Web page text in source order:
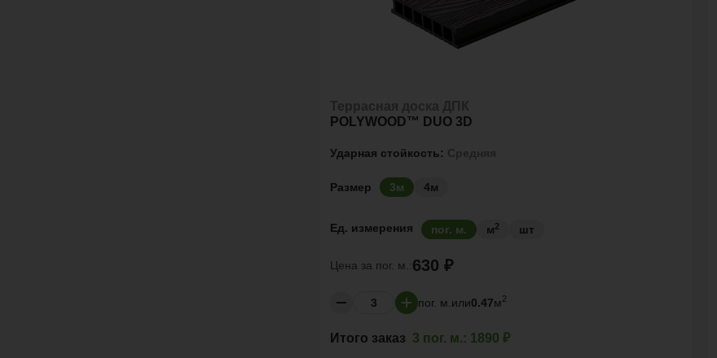
POLYWOOD™ DUO 3D
Ударная стойкость:
Размер 3м 4м
Ед. измерения пог. м. м2 шт
Цена за пог. м.:630 ₽
пог. м. или0.47м2
Итого заказ 3 пог. м.: 1890 ₽